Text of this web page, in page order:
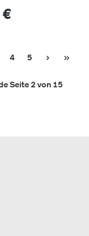
Seite
4 Seite
5
Seite 2 von 15